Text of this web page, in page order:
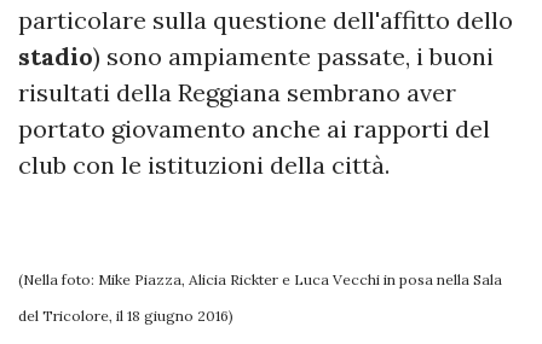
particolare sulla questione dell'affitto dello
stadio) sono ampiamente passate, i buoni
risultati della Reggiana sembrano aver
portato giovamento anche ai rapporti del
club con le istituzioni della città.
(Nella foto: Mike Piazza, Alicia Rickter e Luca Vecchi in posa nella Sala
del Tricolore, il 18 giugno 2016)